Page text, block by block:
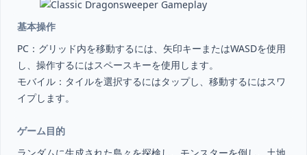
基本操作
PC：グリッド内を移動するには、矢印キーまたはWASDを使用
し、操作するにはスペースキーを使用します。
モバイル：タイルを選択するにはタップし、移動するにはスワ
イプします。
ゲーム目的